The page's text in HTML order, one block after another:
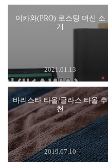
이카와(PRO) 로스팅 머신 소
개
2021.01.13
바리스타 타올/글라스 타올 추
천
2019.07.10